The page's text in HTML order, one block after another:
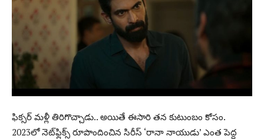
ఫిక్స‌ర్ మ‌ళ్లీ తిరిగొచ్చాడు.. అయితే ఈసారి త‌న కుటుంబం కోసం.
2023లో నెట్‌ఫ్లిక్స్ రూపొందించిన సిరీస్ ‘రానా నాయుడు’ ఎంత పెద్ద